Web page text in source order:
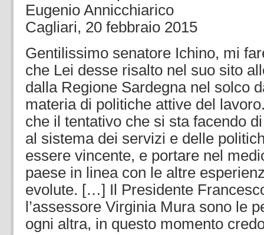
Eugenio Annicchiarico
Cagliari, 20 febbraio 2015
Gentilissimo senatore Ichino, mi
che Lei desse risalto nel suo sito
dalla Regione Sardegna nel solco
materia di politiche attive del
che il tentativo che si sta facendo
al sistema dei servizi e delle
essere vincente, e portare nel
paese in linea con le altre
evolute. […] Il Presidente
l’assessore Virginia Mura sono le
ogni altra, in questo momento